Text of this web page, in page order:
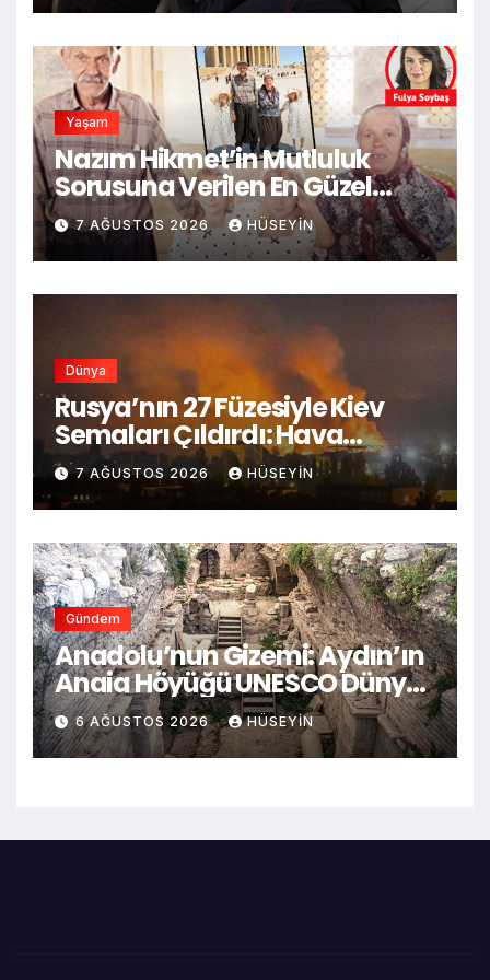
Yaşam
Nazım Hikmet’in Mutluluk
Sorusuna Verilen En Güzel
Cevap: Koşulsuz Sevgiyle
Mucizeler İnşa Ediliyor
7 AĞUSTOS 2026 HÜSEYIN
Dünya
Rusya’nın 27 Füzesiyle Kiev
Semaları Çıldırdı: Hava
Savunması Tamamen
Başarısız Oldu ve İnsanlar Can
Verdi
7 AĞUSTOS 2026 HÜSEYIN
Gündem
Anadolu’nun Gizemi: Aydın’ın
Anaia Höyüğü UNESCO Dünya
Mirası Listesine Girdi
6 AĞUSTOS 2026 HÜSEYIN